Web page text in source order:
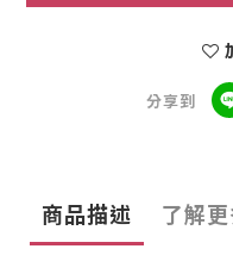
分享到
商品描述 了解